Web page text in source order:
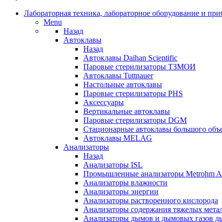
Лабораторная техника, лабораторное оборудование и
Menu
Назад
Автоклавы
Назад
Автоклавы Daihan Scientific
Паровые стерилизаторы ТЗМОИ
Автоклавы Tuttnauer
Наcтольные автоклавы
Паровые стерилизаторы PHS
Аксессуары
Вертикальные автоклавы
Паровые стерилизаторы DGM
Стационарные автоклавы большого
Автоклавы MELAG
Анализаторы
Назад
Анализаторы ISL
Промышленные анализаторы Metrohm
Анализаторы влажности
Анализаторы энергии
Анализаторы растворенного кислорода
Анализаторы содержания тяжелых
Анализаторы дымов и дымовых газов